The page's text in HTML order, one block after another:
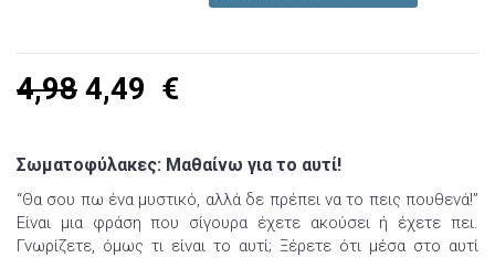
4,98 4,49 €
Σωματοφύλακες: Μαθαίνω για το αυτί!
“Θα σου πω ένα μυστικό, αλλά δε πρέπει να το πεις πουθενά!”
Είναι μια φράση που σίγουρα έχετε ακούσει ή έχετε πει.
Γνωρίζετε, όμως τι είναι το αυτί; Ξέρετε ότι μέσα στο αυτί